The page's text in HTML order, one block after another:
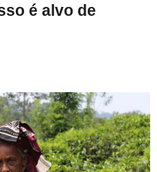
é alvo de